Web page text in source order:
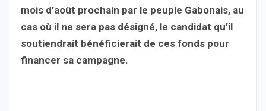
mois d’août prochain par le peuple Gabonais, au
cas où il ne sera pas désigné, le candidat qu’il
soutiendrait bénéficierait de ces fonds pour
financer sa campagne.